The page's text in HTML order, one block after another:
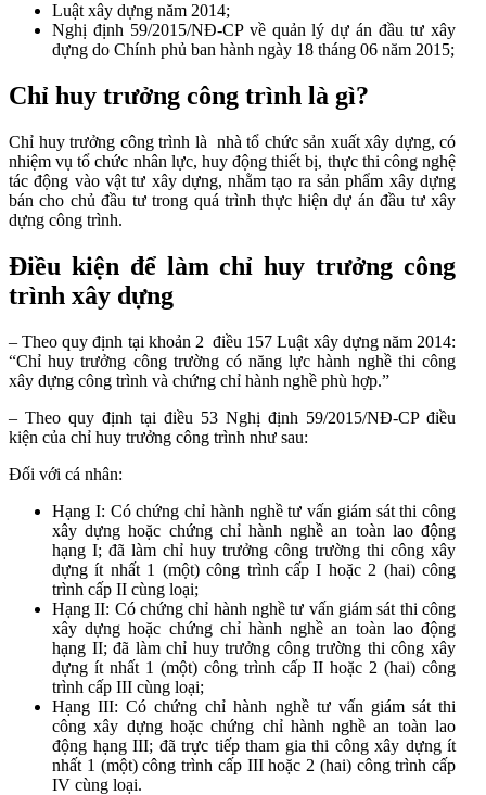
Luật xây dựng năm 2014;
Nghị định 59/2015/NĐ-CP về quản lý dự án đầu tư xây
dựng do Chính phủ ban hành ngày 18 tháng 06 năm 2015;
Chỉ huy trưởng công trình là gì?
Chỉ huy trưởng công trình là nhà tổ chức sản xuất xây dựng, có
nhiệm vụ tổ chức nhân lực, huy động thiết bị, thực thi công nghệ
tác động vào vật tư xây dựng, nhằm tạo ra sản phẩm xây dựng
bán cho chủ đầu tư trong quá trình thực hiện dự án đầu tư xây
dựng công trình.
Điều kiện để làm chỉ huy trưởng công
trình xây dựng
– Theo quy định tại khoản 2 điều 157 Luật xây dựng năm 2014:
“Chỉ huy trưởng công trường có năng lực hành nghề thi công
xây dựng công trình và chứng chỉ hành nghề phù hợp.”
– Theo quy định tại điều 53 Nghị định 59/2015/NĐ-CP điều
kiện của chỉ huy trưởng công trình như sau:
Đối với cá nhân:
Hạng I: Có chứng chỉ hành nghề tư vấn giám sát thi công
xây dựng hoặc chứng chỉ hành nghề an toàn lao động
hạng I; đã làm chỉ huy trưởng công trường thi công xây
dựng ít nhất 1 (một) công trình cấp I hoặc 2 (hai) công
trình cấp II cùng loại;
Hạng II: Có chứng chỉ hành nghề tư vấn giám sát thi công
xây dựng hoặc chứng chỉ hành nghề an toàn lao động
hạng II; đã làm chỉ huy trưởng công trường thi công xây
dựng ít nhất 1 (một) công trình cấp II hoặc 2 (hai) công
trình cấp III cùng loại;
Hạng III: Có chứng chỉ hành nghề tư vấn giám sát thi
công xây dựng hoặc chứng chỉ hành nghề an toàn lao
động hạng III; đã trực tiếp tham gia thi công xây dựng ít
nhất 1 (một) công trình cấp III hoặc 2 (hai) công trình cấp
IV cùng loại.